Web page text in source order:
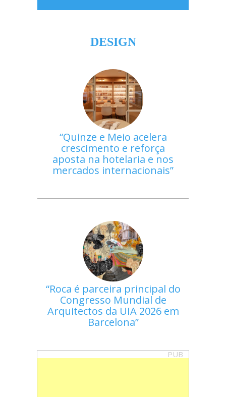
DESIGN
Quinze e Meio acelera
crescimento e reforça
aposta na hotelaria e nos
mercados internacionais
Roca é parceira principal do
Congresso Mundial de
Arquitectos da UIA 2026 em
Barcelona
PUB